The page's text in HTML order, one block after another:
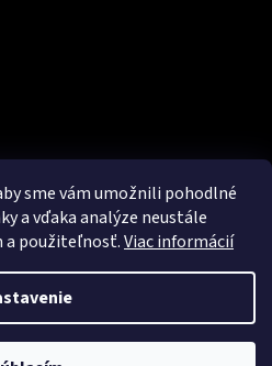
sme vám umožnili pohodlné
a vďaka analýze neustále
a použiteľnosť.Viac informácií
Shoptet